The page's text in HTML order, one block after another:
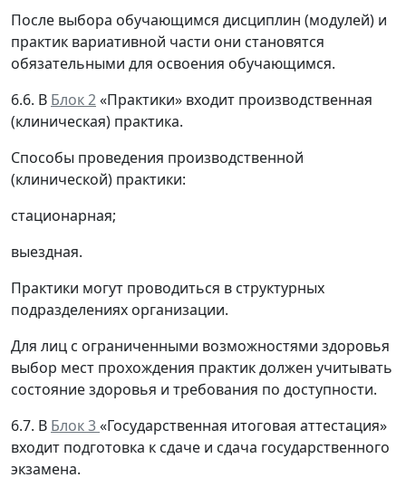
После выбора обучающимся дисциплин (модулей) и
практик вариативной части они становятся
обязательными для освоения обучающимся.
6.6. В Блок 2«Практики» входит производственная
(клиническая) практика.
Способы проведения производственной
(клинической) практики:
стационарная;
выездная.
Практики могут проводиться в структурных
подразделениях организации.
Для лиц с ограниченными возможностями здоровья
выбор мест прохождения практик должен учитывать
состояние здоровья и требования по доступности.
6.7. В Блок 3«Государственная итоговая аттестация»
входит подготовка к сдаче и сдача государственного
экзамена.